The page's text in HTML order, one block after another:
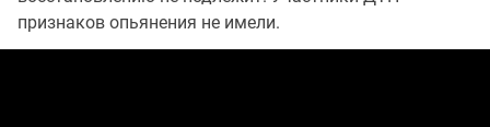
признаков опьянения не имели.